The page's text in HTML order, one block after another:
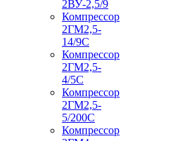
2ВУ-2,5/9
Компрессор
2ГМ2,5-
14/9С
Компрессор
2ГМ2,5-
4/5С
Компрессор
2ГМ2,5-
5/200С
Компрессор